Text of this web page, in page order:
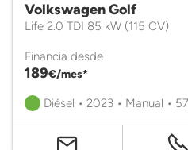
Volkswagen Golf
Life 2.0 TDI 85 kW (115 CV)
Financia desde
189€/mes*
Diésel • 2023 • Manual •